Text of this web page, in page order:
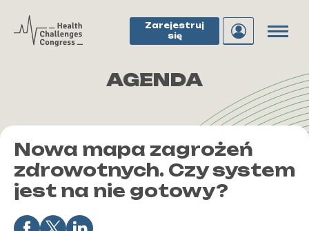
Zarejestruj
się
AGENDA
Nowa mapa zagrożeń
zdrowotnych. Czy system
jest na nie gotowy?